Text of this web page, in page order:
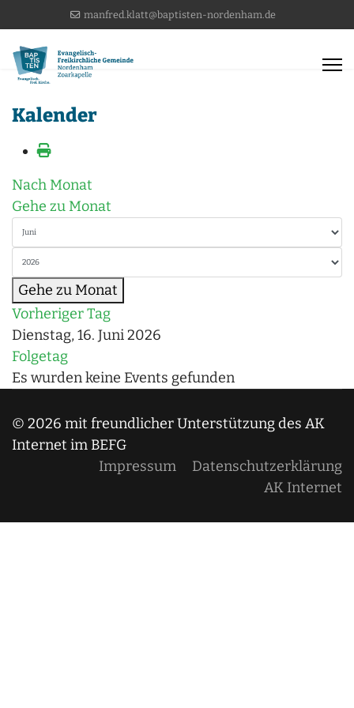
manfred.klatt@baptisten-nordenham.de
Kalender
Nach Monat
Gehe zu Monat
Gehe zu Monat
Vorheriger Tag
Dienstag, 16. Juni 2026
Folgetag
Es wurden keine Events gefunden
© 2026 mit freundlicher Unterstützung des AK
Internet im BEFG
Impressum
Datenschutzerklärung
AK Internet